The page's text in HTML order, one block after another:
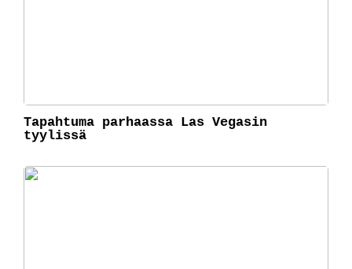
Tapahtuma parhaassa Las Vegasin
tyylissä